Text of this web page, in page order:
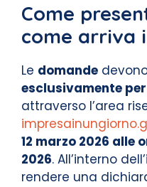
Come
come arriva
Le domande
esclusivamente
attraverso l’area
12 marzo 2026 alle
2026. All’interno
rendere una